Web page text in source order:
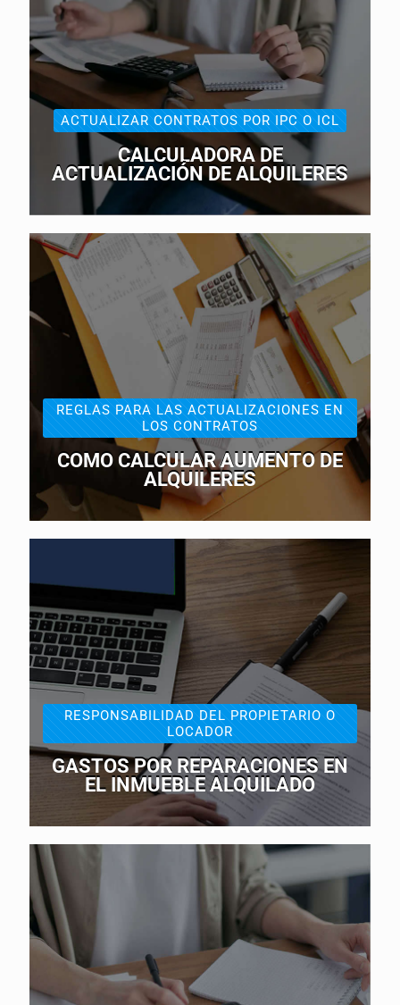
ACTUALIZAR CONTRATOS POR IPC O ICL
CALCULADORA DE
ACTUALIZACIÓN DE ALQUILERES
REGLAS PARA LAS ACTUALIZACIONES EN
LOS CONTRATOS
COMO CALCULAR AUMENTO DE
ALQUILERES
RESPONSABILIDAD DEL PROPIETARIO O
LOCADOR
GASTOS POR REPARACIONES EN
EL INMUEBLE ALQUILADO